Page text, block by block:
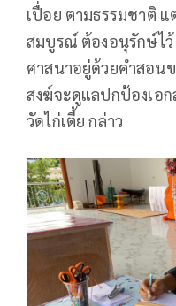
เปื่อย ตามธรรมชาติ แ
สมบูรณ์ ต้องอนุรักษ์ไ
ศาสนาอยู่ด้วยคำสอน
สงฆ์จะดูแลปกป้องเอ
วัดไก่เตี้ย กล่าว